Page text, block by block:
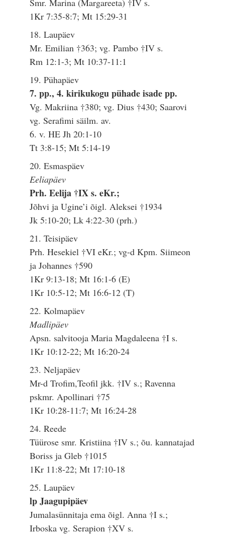
Smr. Marina (Margareeta) †IV s.
1Kr 7:35-8:7; Mt 15:29-31
18. Laupäev
Mr. Emilian †363; vg. Pambo †IV s.
Rm 12:1-3; Mt 10:37-11:1
19. Pühapäev
7. pp., 4. kirikukogu pühade isade pp.
Vg. Makriina †380; vg. Dius †430; Saarovi
vg. Serafimi säilm. av.
6. v. HE Jh 20:1-10
Tt 3:8-15; Mt 5:14-19
20. Esmaspäev
Eeliapäev
Prh. Eelija †IX s. eKr.;
Jõhvi ja Ugine’i õigl. Aleksei †1934
Jk 5:10-20; Lk 4:22-30 (prh.)
21. Teisipäev
Prh. Hesekiel †VI eKr.; vg-d Kpm. Siimeon
ja Johannes †590
1Kr 9:13-18; Mt 16:1-6 (E)
1Kr 10:5-12; Mt 16:6-12 (T)
22. Kolmapäev
Madlipäev
Apsn. salvitooja Maria Magdaleena †I s.
1Kr 10:12-22; Mt 16:20-24
23. Neljapäev
Mr-d Trofim,Teofil jkk. †IV s.; Ravenna
pskmr. Apollinari †75
1Kr 10:28-11:7; Mt 16:24-28
24. Reede
Tüürose smr. Kristiina †IV s.; õu. kannatajad
Boriss ja Gleb †1015
1Kr 11:8-22; Mt 17:10-18
25. Laupäev
lp Jaagupipäev
Jumalasünnitaja ema õigl. Anna †I s.;
Irboska vg. Serapion †XV s.